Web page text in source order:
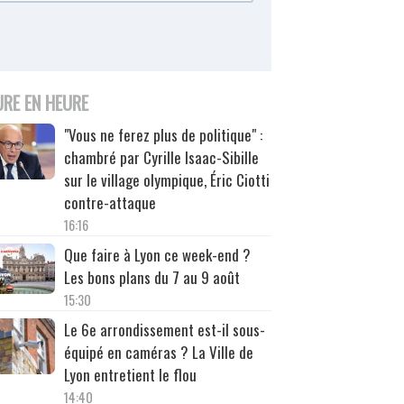
EN HEURE
"Vous ne ferez plus de politique" :
chambré par Cyrille Isaac-Sibille
sur le village olympique, Éric Ciotti
contre-attaque
16:16
Que faire à Lyon ce week-end ?
Les bons plans du 7 au 9 août
15:30
Le 6e arrondissement est-il sous-
équipé en caméras ? La Ville de
Lyon entretient le flou
14:40